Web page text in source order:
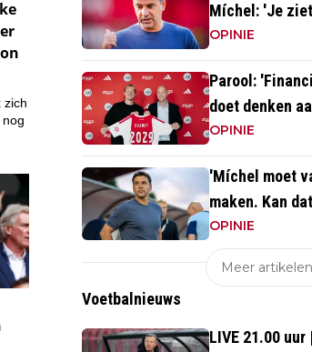
Míchel: 'Je
patronen terug,
OPINIE
Parool:
doet denken
Overmars'
OPINIE
'Míchel moet
maken. Kan
spreekt?'
OPINIE
Meer artikelen
Voetbalnieuws
LIVE 21.00 uur | AZ - ADO Den Haag